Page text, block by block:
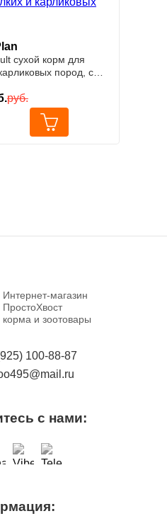
сухой корм для
пород, с
руб.
Интернет-магазин
ПростоХвост
корма и зоотовары
100-88-87
с нами: